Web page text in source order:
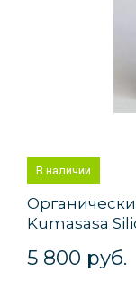
В наличии
Kumasasa
5 800 руб.